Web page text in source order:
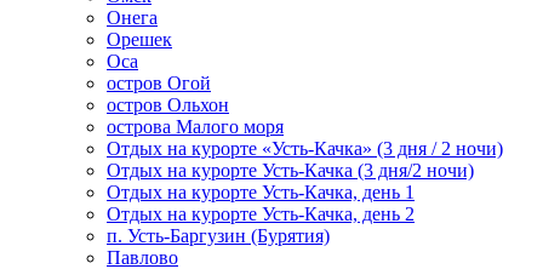
Онега
Орешек
Оса
остров Огой
остров Ольхон
острова Малого моря
Отдых на курорте «Усть-Качка» (3 дня / 2 ночи)
Отдых на курорте Усть-Качка (3 дня/2 ночи)
Отдых на курорте Усть-Качка, день 1
Отдых на курорте Усть-Качка, день 2
п. Усть-Баргузин (Бурятия)
Павлово